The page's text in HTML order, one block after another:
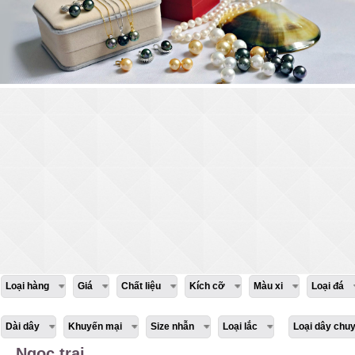
Loại hàng Giá Chất liệu Kích cỡ Màu xi Loại đá
Dài dây Khuyến mại Size nhẫn Loại lắc Loại dây